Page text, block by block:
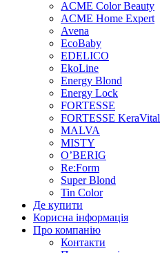
ACME Color Beauty
ACME Home Expert
Avena
EcoBaby
EDELICO
EkoLine
Energy Blond
Energy Lock
FORTESSE
FORTESSE KeraVital
MALVA
MISTY
O’BERIG
Re:Form
Super Blond
Tin Color
Де купити
Корисна інформація
Про компанію
Контакти